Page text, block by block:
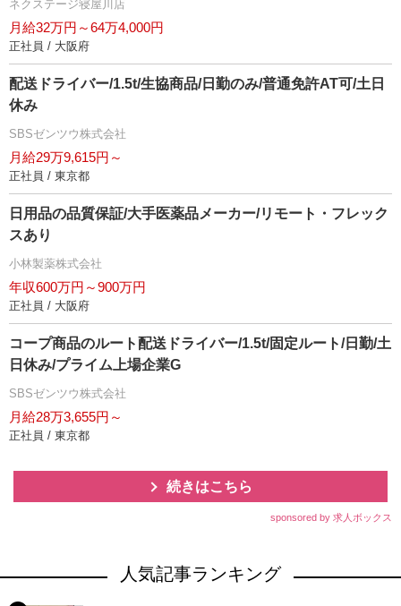
ネクステージ寝屋川店
月給32万円～64万4,000円
正社員 / 大阪府
配送ドライバー/1.5t/生協商品/日勤のみ/普通免許AT可/土日
休み
SBSゼンツウ株式会社
月給29万9,615円～
正社員 / 東京都
日用品の品質保証/大手医薬品メーカー/リモート・フレック
スあり
小林製薬株式会社
年収600万円～900万円
正社員 / 大阪府
コープ商品のルート配送ドライバー/1.5t/固定ルート/日勤/土
日休み/プライム上場企業G
SBSゼンツウ株式会社
月給28万3,655円～
正社員 / 東京都
続きはこちら
sponsored by 求人ボックス
人気記事ランキング